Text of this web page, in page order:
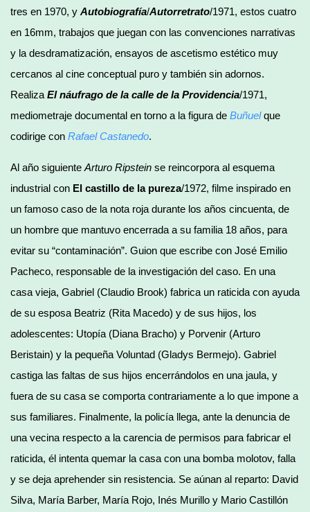
tres en 1970, y Autobiografía/Autorretrato/1971, estos cuatro
en 16mm, trabajos que juegan con las convenciones narrativas
y la desdramatización, ensayos de ascetismo estético muy
cercanos al cine conceptual puro y también sin adornos.
Realiza El náufrago de la calle de la Providencia/1971,
mediometraje documental en torno a la figura de Buñuelque
codirige con Rafael Castanedo.
Al año siguiente Arturo Ripstein se reincorpora al esquema
industrial con El castillo de la pureza/1972, filme inspirado en
un famoso caso de la nota roja durante los años cincuenta, de
un hombre que mantuvo encerrada a su familia 18 años, para
evitar su “contaminación”. Guion que escribe con José Emilio
Pacheco, responsable de la investigación del caso. En una
casa vieja, Gabriel (Claudio Brook) fabrica un raticida con ayuda
de su esposa Beatriz (Rita Macedo) y de sus hijos, los
adolescentes: Utopía (Diana Bracho) y Porvenir (Arturo
Beristain) y la pequeña Voluntad (Gladys Bermejo). Gabriel
castiga las faltas de sus hijos encerrándolos en una jaula, y
fuera de su casa se comporta contrariamente a lo que impone a
sus familiares. Finalmente, la policía llega, ante la denuncia de
una vecina respecto a la carencia de permisos para fabricar el
raticida, él intenta quemar la casa con una bomba molotov, falla
y se deja aprehender sin resistencia. Se aúnan al reparto: David
Silva, María Barber, María Rojo, Inés Murillo y Mario Castillón